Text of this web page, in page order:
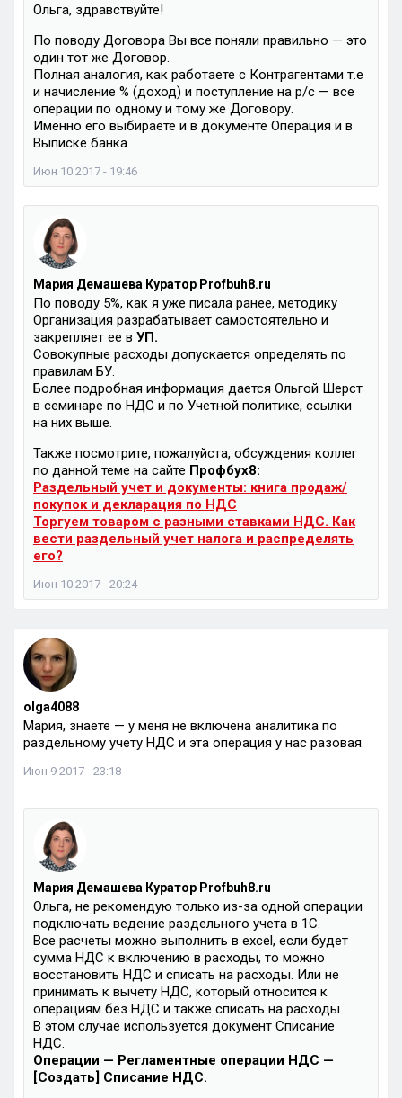
Ольга, здравствуйте!
По поводу Договора Вы все поняли правильно — это
один тот же Договор.
Полная аналогия, как работаете с Контрагентами т.е
и начисление % (доход) и поступление на р/с — все
операции по одному и тому же Договору.
Именно его выбираете и в документе Операция и в
Выписке банка.
Июн 10 2017 - 19:46
Мария Демашева Куратор Profbuh8.ru
По поводу 5%, как я уже писала ранее, методику
Организация разрабатывает самостоятельно и
закрепляет ее в УП.
Совокупные расходы допускается определять по
правилам БУ.
Более подробная информация дается Ольгой Шерст
в семинаре по НДС и по Учетной политике, ссылки
на них выше.
Также посмотрите, пожалуйста, обсуждения коллег
по данной теме на сайте Профбух8:
Раздельный учет и документы: книга продаж/
покупок и декларация по НДС
Торгуем товаром с разными ставками НДС. Как
вести раздельный учет налога и распределять
его?
Июн 10 2017 - 20:24
olga4088
Мария, знаете — у меня не включена аналитика по
раздельному учету НДС и эта операция у нас разовая.
Июн 9 2017 - 23:18
Мария Демашева Куратор Profbuh8.ru
Ольга, не рекомендую только из-за одной операции
подключать ведение раздельного учета в 1С.
Все расчеты можно выполнить в excel, если будет
сумма НДС к включению в расходы, то можно
восстановить НДС и списать на расходы. Или не
принимать к вычету НДС, который относится к
операциям без НДС и также списать на расходы.
В этом случае используется документ Списание
НДС.
Операции — Регламентные операции НДС —
[Создать] Списание НДС.